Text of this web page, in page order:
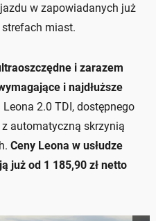
w zapowiadanych już
miast.
i zarazem
i najdłuższe
Leona 2.0 TDI, dostępnego
automatyczną skrzynią
Ceny Leona w usłudze
już od 1 185,90 zł netto